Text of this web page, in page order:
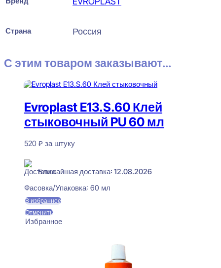
Страна Россия
С этим товаром заказывают...
Evroplast E13.S.60 Клей
стыковочный PU 60 мл
520 ₽ за штуку
Ближайшая доставка: 12.08.2026
Фасовка/Упаковка: 60 мл
В избранное
Отменить
Избранное